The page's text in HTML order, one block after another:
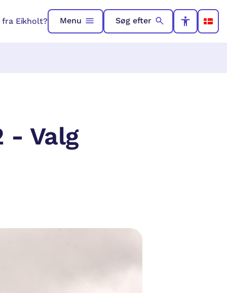
Eikholt? Menu Søg efter
- Valg